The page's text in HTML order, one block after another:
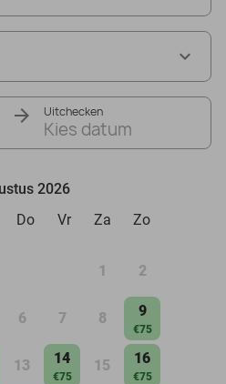
Uitchecken
Kies datum
2026
Do Vr Za Zo
1 2
6 7 8 9
€75
13 14
€75
15 16
€75